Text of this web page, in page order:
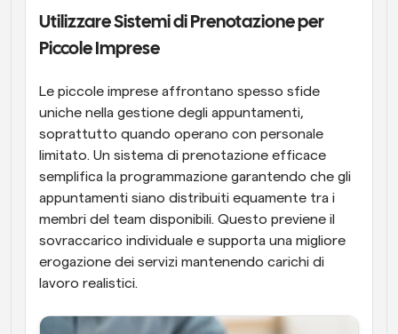
Utilizzare Sistemi di Prenotazione per
Piccole Imprese
Le piccole imprese affrontano spesso sfide
uniche nella gestione degli appuntamenti,
soprattutto quando operano con personale
limitato. Un sistema di prenotazione efficace
semplifica la programmazione garantendo che gli
appuntamenti siano distribuiti equamente tra i
membri del team disponibili. Questo previene il
sovraccarico individuale e supporta una migliore
erogazione dei servizi mantenendo carichi di
lavoro realistici.